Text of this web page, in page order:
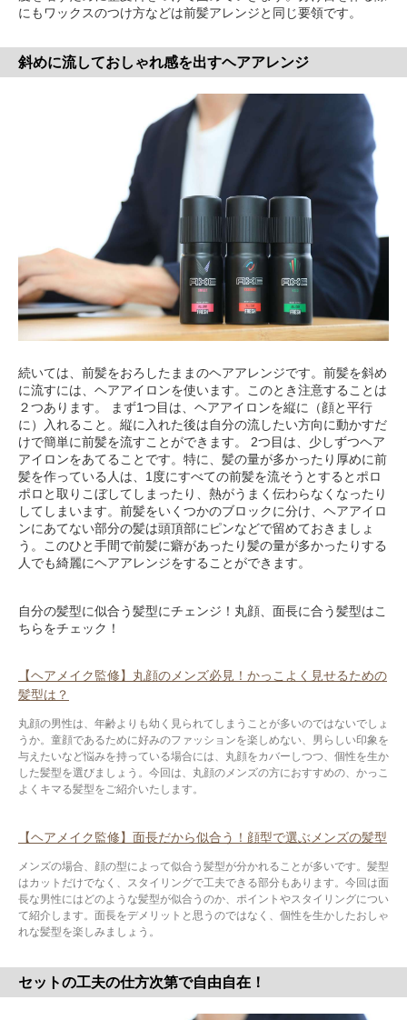
にもワックスのつけ方などは前髪アレンジと同じ要領です。
斜めに流しておしゃれ感を出すヘアアレンジ
続いては、前髪をおろしたままのヘアアレンジです。前髪を斜め
に流すには、ヘアアイロンを使います。このとき注意することは
２つあります。 まず1つ目は、ヘアアイロンを縦に（顔と平行
に）入れること。縦に入れた後は自分の流したい方向に動かすだ
けで簡単に前髪を流すことができます。 2つ目は、少しずつヘア
アイロンをあてることです。特に、髪の量が多かったり厚めに前
髪を作っている人は、1度にすべての前髪を流そうとするとポロ
ポロと取りこぼしてしまったり、熱がうまく伝わらなくなったり
してしまいます。前髪をいくつかのブロックに分け、ヘアアイロ
ンにあてない部分の髪は頭頂部にピンなどで留めておきましょ
う。このひと手間で前髪に癖があったり髪の量が多かったりする
人でも綺麗にヘアアレンジをすることができます。
自分の髪型に似合う髪型にチェンジ！丸顔、面長に合う髪型はこ
ちらをチェック！
【ヘアメイク監修】丸顔のメンズ必見！かっこよく見せるための
髪型は？
丸顔の男性は、年齢よりも幼く見られてしまうことが多いのではないでしょ
うか。童顔であるために好みのファッションを楽しめない、男らしい印象を
与えたいなど悩みを持っている場合には、丸顔をカバーしつつ、個性を生か
した髪型を選びましょう。今回は、丸顔のメンズの方におすすめの、かっこ
よくキマる髪型をご紹介いたします。
【ヘアメイク監修】面長だから似合う！顔型で選ぶメンズの髪型
メンズの場合、顔の型によって似合う髪型が分かれることが多いです。髪型
はカットだけでなく、スタイリングで工夫できる部分もあります。今回は面
長な男性にはどのような髪型が似合うのか、ポイントやスタイリングについ
て紹介します。面長をデメリットと思うのではなく、個性を生かしたおしゃ
れな髪型を楽しみましょう。
セットの工夫の仕方次第で自由自在！